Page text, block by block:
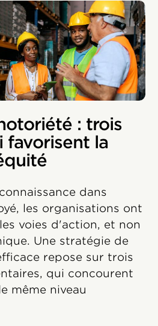
: trois
favorisent la
dans
les organisations ont
voies d'action, et non
Une stratégie de
repose sur trois
qui concourent
même niveau